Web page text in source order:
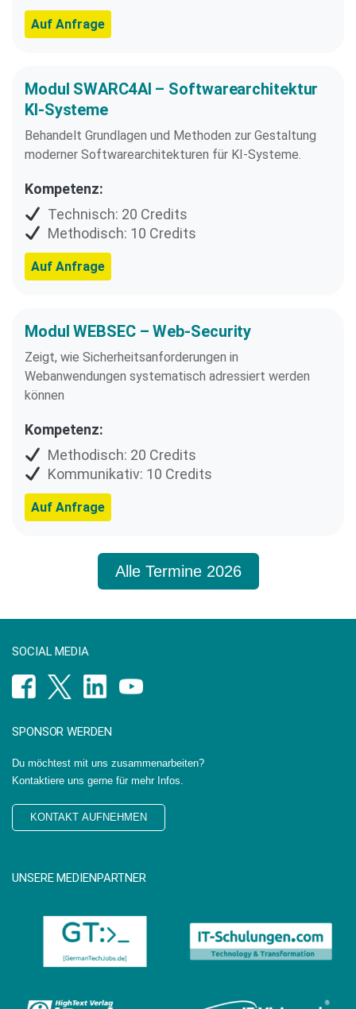
Auf Anfrage
Modul SWARC4AI – Softwarearchitektur
KI-Systeme
Behandelt Grundlagen und Methoden zur Gestaltung
moderner Softwarearchitekturen für KI-Systeme.
Kompetenz:
Technisch: 20 Credits
Methodisch: 10 Credits
Auf Anfrage
Modul WEBSEC – Web-Security
Zeigt, wie Sicherheitsanforderungen in
Webanwendungen systematisch adressiert werden
können
Kompetenz:
Methodisch: 20 Credits
Kommunikativ: 10 Credits
Auf Anfrage
Alle Termine 2026
SOCIAL MEDIA
SPONSOR WERDEN
Du möchtest mit uns zusammenarbeiten?
Kontaktiere uns gerne für mehr Infos.
KONTAKT AUFNEHMEN
UNSERE MEDIENPARTNER